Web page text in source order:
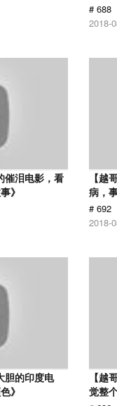
# 688
2018-
催泪电影，看
》
【越
病，
# 692
2018-
胆的印度电
》
【越
觉整